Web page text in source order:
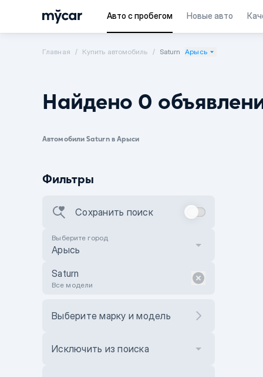
Авто с пробегом Новые авто
Главная Купить автомобиль Saturn Арысь
Найдено 0
Автомобили Saturn в Арыси
Фильтры
Сохранить поиск
Выберите город
Арысь
Saturn
Все модели
Выберите марку и модель
Исключить из поиска